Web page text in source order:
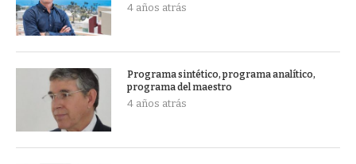
4 años atrás
Programa sintético, programa analítico,
programa del maestro
4 años atrás